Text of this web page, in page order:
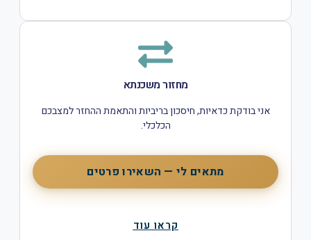
מחזור משכנתא
אני בודקת כדאיות, חיסכון בריביות והתאמת ההחזר למצבכם
הכלכלי.
מתאים לי — השאירו פרטים
קראו עוד